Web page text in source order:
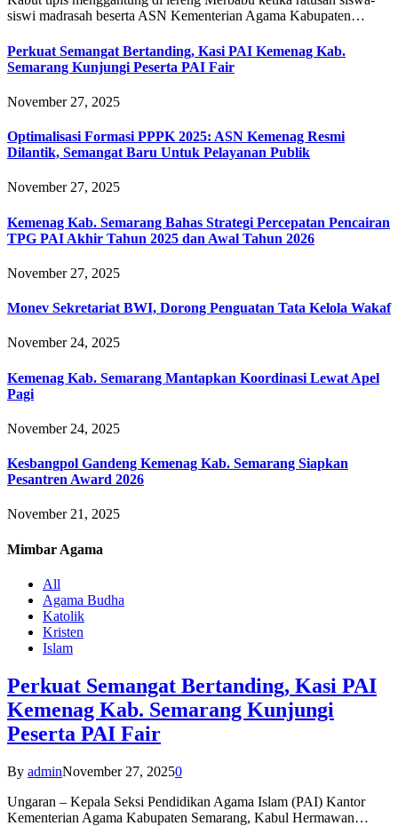
siswi madrasah beserta ASN Kementerian Agama Kabupaten…
Perkuat Semangat Bertanding, Kasi PAI Kemenag Kab.
Semarang Kunjungi Peserta PAI Fair
November 27, 2025
Optimalisasi Formasi PPPK 2025: ASN Kemenag Resmi
Dilantik, Semangat Baru Untuk Pelayanan Publik
November 27, 2025
Kemenag Kab. Semarang Bahas Strategi Percepatan Pencairan
TPG PAI Akhir Tahun 2025 dan Awal Tahun 2026
November 27, 2025
Monev Sekretariat BWI, Dorong Penguatan Tata Kelola Wakaf
November 24, 2025
Kemenag Kab. Semarang Mantapkan Koordinasi Lewat Apel
Pagi
November 24, 2025
Kesbangpol Gandeng Kemenag Kab. Semarang Siapkan
Pesantren Award 2026
November 21, 2025
Mimbar Agama
All
Agama Budha
Katolik
Kristen
Islam
Perkuat Semangat Bertanding, Kasi PAI
Kemenag Kab. Semarang Kunjungi
Peserta PAI Fair
By adminNovember 27, 20250
Ungaran – Kepala Seksi Pendidikan Agama Islam (PAI) Kantor
Kementerian Agama Kabupaten Semarang, Kabul Hermawan…